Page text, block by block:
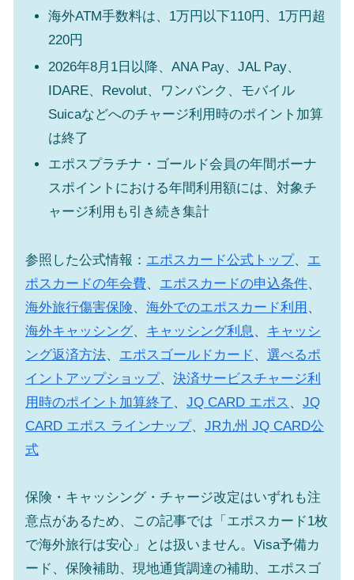
海外ATM手数料は、1万円以下110円、1万円超
220円
2026年8月1日以降、ANA Pay、JAL Pay、
IDARE、Revolut、ワンバンク、モバイル
Suicaなどへのチャージ利用時のポイント加算
は終了
エポスプラチナ・ゴールド会員の年間ボーナ
スポイントにおける年間利用額には、対象チ
ャージ利用も引き続き集計
参照した公式情報： エポスカード公式トップ、 エ
ポスカードの年会費、 エポスカードの申込条件、
海外旅行傷害保険、 海外でのエポスカード利用 、
海外キャッシング、 キャッシング利息 、 キャッシ
ング返済方法、 エポスゴールドカード 、 選べるポ
イントアップショップ、 決済サービスチャージ利
用時のポイント加算終了 、 JQ CARD エポス 、 JQ
CARD エポス ラインナップ、 JR九州 JQ CARD公
式
保険・キャッシング・チャージ改定はいずれも注
意点があるため、この記事では「エポスカード1枚
で海外旅行は安心」とは扱いません。Visa予備カ
ード、保険補助、現地通貨調達の補助、エポスゴ